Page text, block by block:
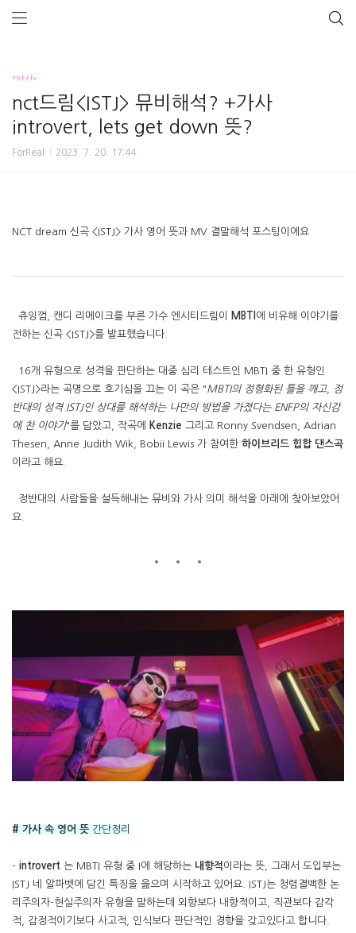
기타/tv
nct드림<ISTJ> 뮤비해석? +가사
introvert, lets get down 뜻?
ForReal 2023. 7. 20. 17:44
NCT dream 신곡 <ISTJ> 가사 영어 뜻과 MV 결말해석 포스팅이에요
츄잉껌, 캔디 리메이크를 부른 가수 엔시티드림이 MBTI 에 비유해 이야기를
전하는 신곡 <ISTJ>를 발표했습니다.
16개 유형으로 성격을 판단하는 대중 심리 테스트인 MBTI 중 한 유형인
<ISTJ>라는 곡명으로 호기심을 끄는 이 곡은 "MBTI의 정형화된 틀을 깨고, 정
반대의 성격 ISTJ인 상대를 해석하는 나만의 방법을 가졌다는 ENFP의 자신감
에 찬 이야기"를 담았고, 작곡에 Kenzie 그리고 Ronny Svendsen, Adrian
Thesen, Anne Judith Wik, Bobii Lewis 가 참여한 하이브리드 힙합 댄스곡
이라고 해요.
정반대의 사람들을 설득해내는 뮤비와 가사 의미 해석을 아래에 찾아보았어
요.
# 가사 속 영어 뜻 간단정리
- introvert 는 MBTI 유형 중 I에 해당하는 내향적이라는 뜻, 그래서 도입부는
ISTJ 네 알파벳에 담긴 특징을 읊으며 시작하고 있어요. ISTJ는 청렴결백한 논
리주의자-현실주의자 유형을 말하는데 외향보다 내향적이고, 직관보다 감각
적, 감정적이기보다 사고적, 인식보다 판단적인 경향을 갖고있다고 합니다.